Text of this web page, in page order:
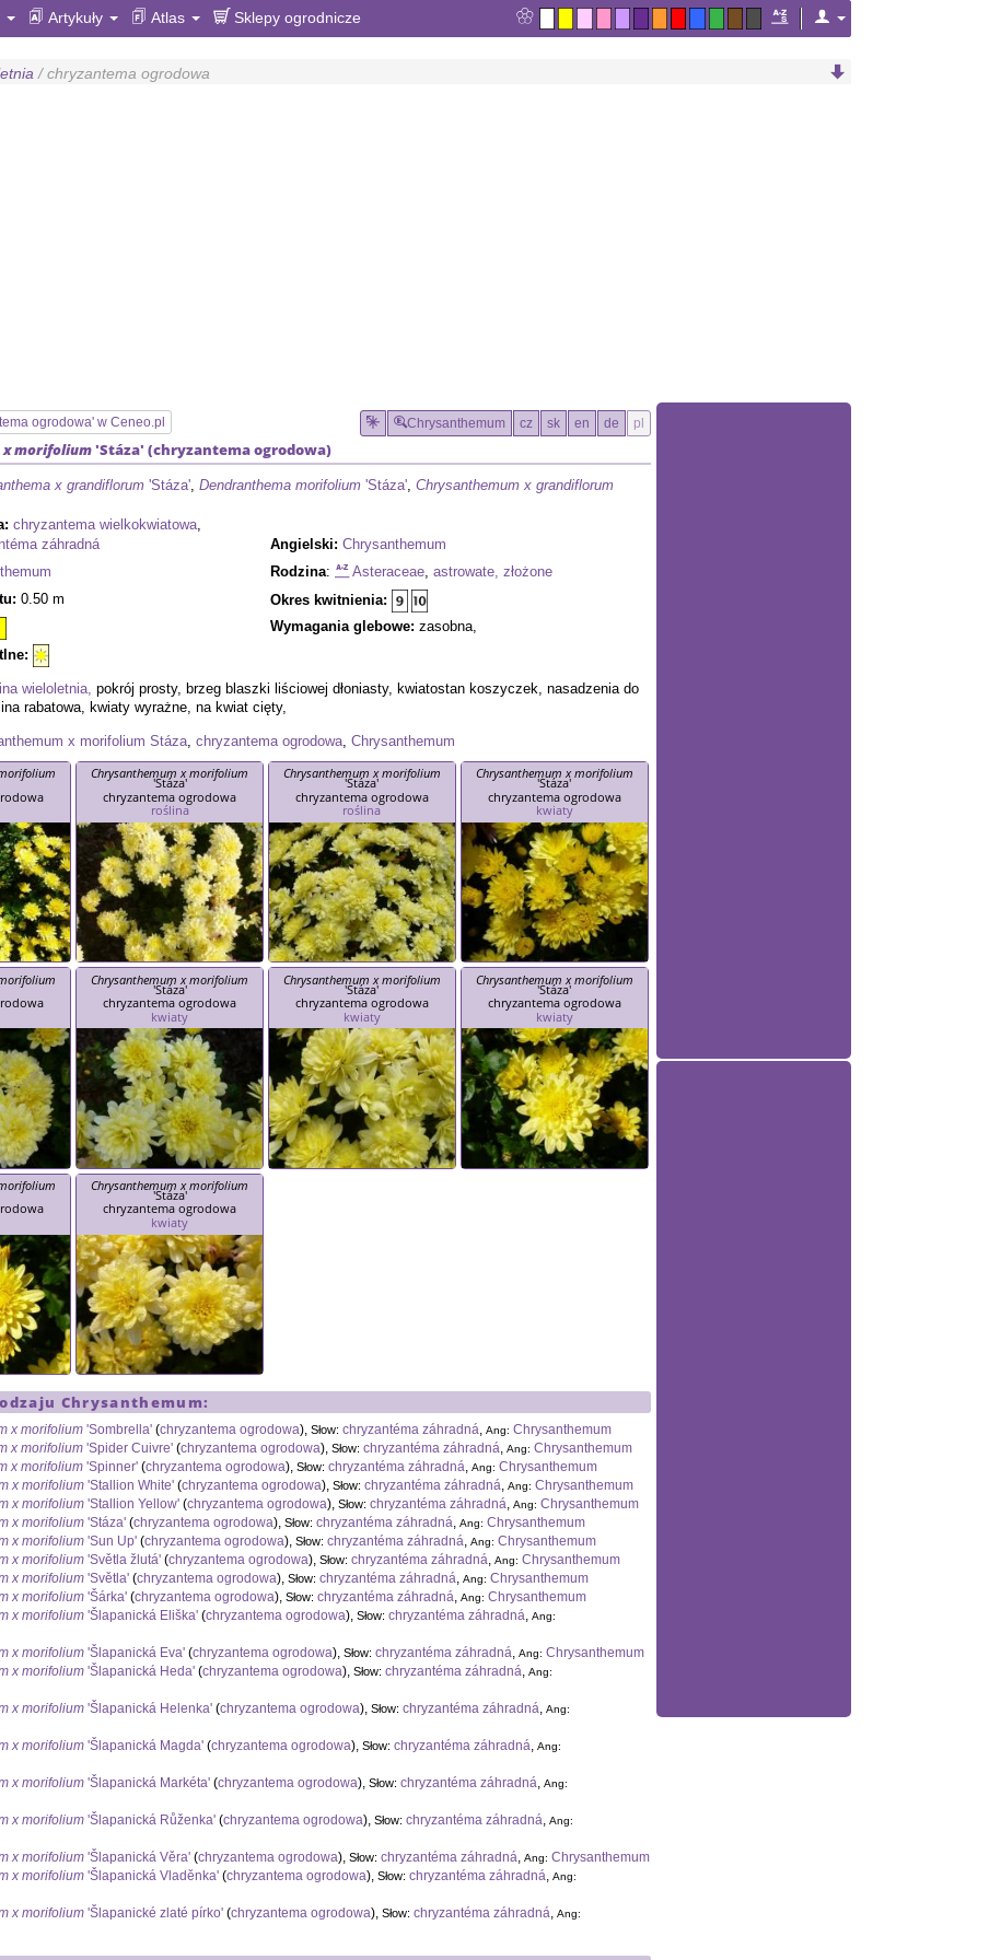
Artykuły Atlas Sklepy ogrodnicze
/ chryzantema ogrodowa
Chrysanthemum cz sk en de pl
ogrodowa' w Ceneo.pl
x morifolium'Stáza' (chryzantema ogrodowa)
x grandiflorum 'Stáza',Dendranthema morifolium 'Stáza',Chrysanthemum x grandiflorum
chryzantema wielkokwiatowa,
záhradná Angielski: Chrysanthemum
Rodzina: Asteraceae, astrowate, złożone
0.50 m
Okres kwitnienia:
Wymagania glebowe: zasobna,
wieloletnia,pokrój prosty, brzeg blaszki liściowej dłoniasty, kwiatostan koszyczek, nasadzenia do
rabatowa, kwiaty wyrażne, na kwiat cięty,
x morifolium Stáza,chryzantema ogrodowa,Chrysanthemum
Chrysanthemum x morifolium
'Stáza'
chryzantema ogrodowa
roślina
Chrysanthemum x morifolium
'Stáza'
chryzantema ogrodowa
roślina
Chrysanthemum x morifolium
'Stáza'
chryzantema ogrodowa
kwiaty
Chrysanthemum x morifolium
'Stáza'
chryzantema ogrodowa
kwiaty
Chrysanthemum x morifolium
'Stáza'
chryzantema ogrodowa
kwiaty
Chrysanthemum x morifolium
'Stáza'
chryzantema ogrodowa
kwiaty
Chrysanthemum x morifolium
'Stáza'
chryzantema ogrodowa
kwiaty
Chrysanthemum:
x morifolium 'Sombrella' (chryzantema ogrodowa),Słow: chryzantéma záhradná,Ang: Chrysanthemum
x morifolium 'Spider Cuivre' (chryzantema ogrodowa),Słow: chryzantéma záhradná,Ang: Chrysanthemum
x morifolium 'Spinner' (chryzantema ogrodowa),Słow: chryzantéma záhradná,Ang: Chrysanthemum
x morifolium 'Stallion White' (chryzantema ogrodowa),Słow: chryzantéma záhradná,Ang: Chrysanthemum
x morifolium 'Stallion Yellow' (chryzantema ogrodowa),Słow: chryzantéma záhradná,Ang: Chrysanthemum
x morifolium 'Stáza' (chryzantema ogrodowa),Słow: chryzantéma záhradná,Ang: Chrysanthemum
x morifolium 'Sun Up' (chryzantema ogrodowa),Słow: chryzantéma záhradná,Ang: Chrysanthemum
x morifolium 'Světla žlutá' (chryzantema ogrodowa),Słow: chryzantéma záhradná,Ang: Chrysanthemum
x morifolium 'Světla' (chryzantema ogrodowa),Słow: chryzantéma záhradná,Ang: Chrysanthemum
x morifolium 'Šárka' (chryzantema ogrodowa),Słow: chryzantéma záhradná,Ang: Chrysanthemum
x morifolium 'Šlapanická Eliška' (chryzantema ogrodowa),Słow: chryzantéma záhradná,Ang:
x morifolium 'Šlapanická Eva' (chryzantema ogrodowa),Słow: chryzantéma záhradná,Ang: Chrysanthemum
x morifolium 'Šlapanická Heda' (chryzantema ogrodowa),Słow: chryzantéma záhradná,Ang:
x morifolium 'Šlapanická Helenka' (chryzantema ogrodowa),Słow: chryzantéma záhradná,Ang:
x morifolium 'Šlapanická Magda' (chryzantema ogrodowa),Słow: chryzantéma záhradná,Ang:
x morifolium 'Šlapanická Markéta' (chryzantema ogrodowa),Słow: chryzantéma záhradná,Ang:
x morifolium 'Šlapanická Růženka' (chryzantema ogrodowa),Słow: chryzantéma záhradná,Ang:
x morifolium 'Šlapanická Věra' (chryzantema ogrodowa),Słow: chryzantéma záhradná,Ang: Chrysanthemum
x morifolium 'Šlapanická Vladěnka' (chryzantema ogrodowa),Słow: chryzantéma záhradná,Ang:
x morifolium 'Šlapanické zlaté pírko' (chryzantema ogrodowa),Słow: chryzantéma záhradná,Ang: